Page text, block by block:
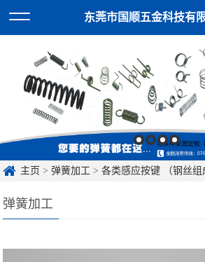
东莞市国顺五金科技有
主页 > 弹簧加工 >各类感应按键 （钢丝组
弹簧加工